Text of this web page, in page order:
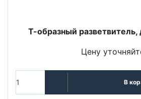
Т-образный
Цену
В